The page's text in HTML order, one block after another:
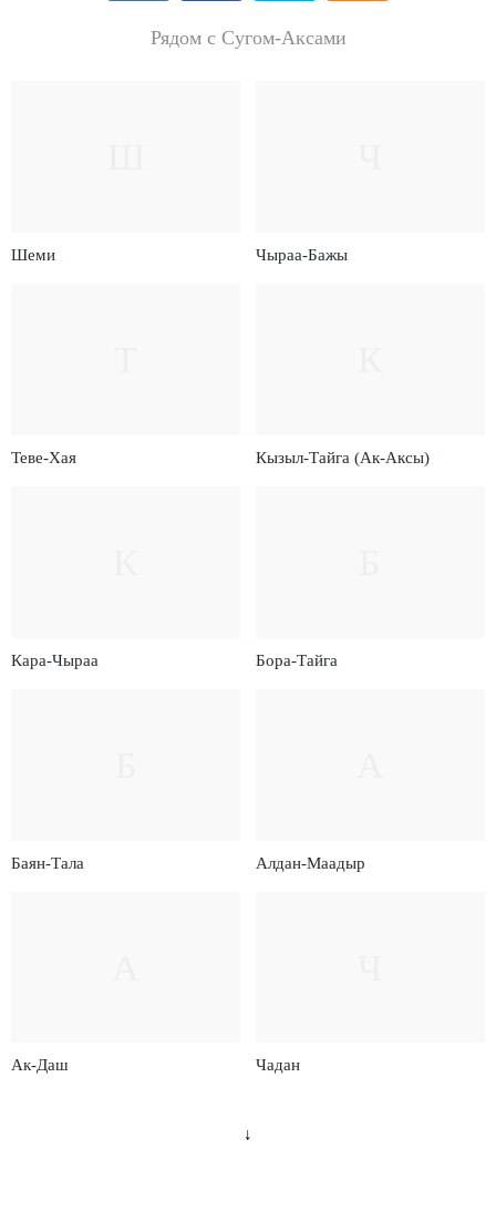
Рядом с Сугом-Аксами
Шеми Чыраа-Бажы
Теве-Хая Кызыл-Тайга (Ак-Аксы)
Кара-Чыраа Бора-Тайга
Баян-Тала Алдан-Маадыр
Ак-Даш Чадан
↓